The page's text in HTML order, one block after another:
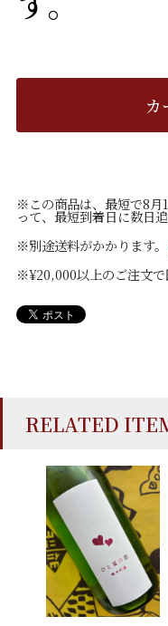
カ
※この商品は、最短で8月
って、最短到着日に数日
※別途送料がかかります。
※¥20,000以上のご注文で
RELATED